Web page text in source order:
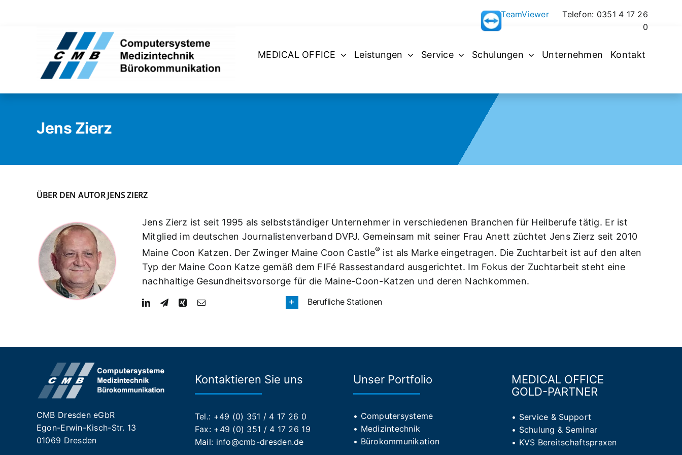
TeamViewerTelefon: 0351 4 17 26
0
MEDICAL OFFICE Leistungen Service Schulungen Unternehmen Kontakt
Jens Zierz
ÜBER DEN AUTOR JENS ZIERZ
Jens Zierz ist seit 1995 als selbstständiger Unternehmer in verschiedenen Branchen für Heilberufe tätig. Er ist
Mitglied im deutschen Journalistenverband DVPJ. Gemeinsam mit seiner Frau Anett züchtet Jens Zierz seit 2010
Maine Coon Katzen. Der Zwinger Maine Coon Castle® ist als Marke eingetragen. Die Zuchtarbeit ist auf den alten
Typ der Maine Coon Katze gemäß dem FIFé Rassestandard ausgerichtet. Im Fokus der Zuchtarbeit steht eine
nachhaltige Gesundheitsvorsorge für die Maine-Coon-Katzen und deren Nachkommen.
Berufliche Stationen
CMB Dresden eGbR
Egon-Erwin-Kisch-Str. 13
01069 Dresden
Kontaktieren Sie uns
Tel.: +49 (0) 351 / 4 17 26 0
Fax: +49 (0) 351 / 4 17 26 19
Mail: info@cmb-dresden.de
Unser Portfolio
• Computersysteme
• Medizintechnik
• Bürokommunikation
MEDICAL OFFICE
GOLD-PARTNER
• Service & Support
• Schulung & Seminar
• KVS Bereitschaftspraxen